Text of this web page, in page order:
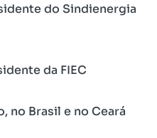
do Sindienergia
da FIEC
no Brasil e no Ceará